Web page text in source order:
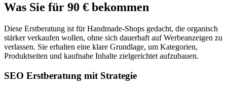
Was Sie für 90 € bekommen
Diese Erstberatung ist für Handmade-Shops gedacht, die organisch
stärker verkaufen wollen, ohne sich dauerhaft auf Werbeanzeigen zu
verlassen. Sie erhalten eine klare Grundlage, um Kategorien,
Produktseiten und kaufnahe Inhalte zielgerichtet aufzubauen.
SEO Erstberatung mit Strategie